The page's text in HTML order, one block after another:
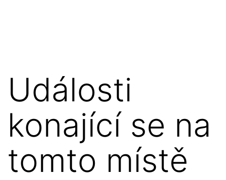
Události
konající se na
tomto místě